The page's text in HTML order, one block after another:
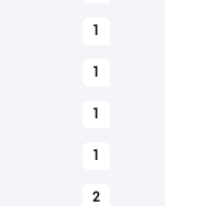
1
1
1
1
2